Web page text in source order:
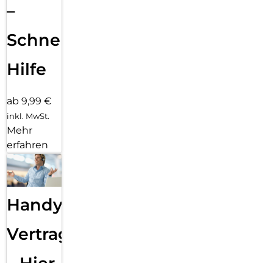
–
Schnelle
Hilfe
ab 9,99 €
inkl. MwSt.
Mehr
erfahren
Handy
Vertragsabwicklung